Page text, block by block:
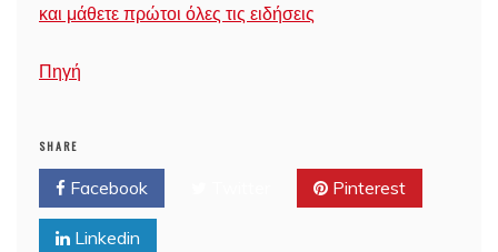
και μάθετε πρώτοι όλες τις ειδήσεις
Πηγή
SHARE
Facebook Pinterest
Linkedin